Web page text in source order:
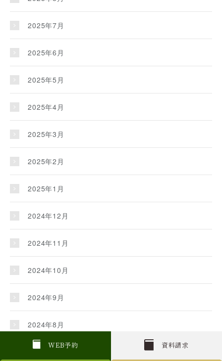
W EB予約 資料請求
2025年7月
2025年6月
2025年5月
2025年4月
2025年3月
2025年2月
2025年1月
2024年12月
2024年11月
2024年10月
2024年9月
2024年8月
2024年7月